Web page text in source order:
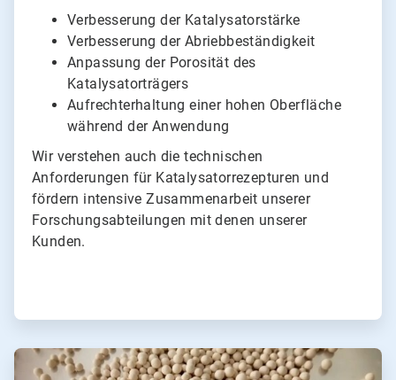
Verbesserung der Katalysatorstärke
Verbesserung der Abriebbeständigkeit
Anpassung der Porosität des
Katalysatorträgers
Aufrechterhaltung einer hohen Oberfläche
während der Anwendung
Wir verstehen auch die technischen
Anforderungen für Katalysatorrezepturen und
fördern intensive Zusammenarbeit unserer
Forschungsabteilungen mit denen unserer
Kunden.
ArticleTile